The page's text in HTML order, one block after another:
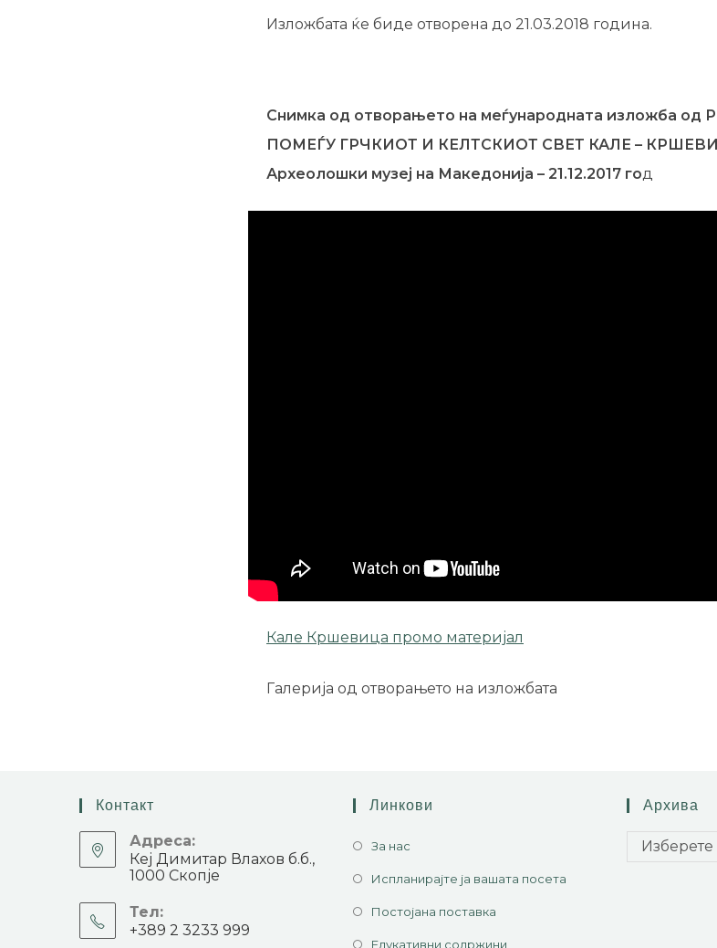
Изложбата ќе биде отворена до 21.03.2018 година.
Снимка од отворањето на меѓународната изложба
ПОМЕЃУ ГРЧКИОТ И КЕЛТСКИОТ СВЕТ КАЛЕ –
Археолошки музеј на Македонија – 21.12.2017 год
Кале Кршевица промо материјал
Галерија од отворањето на изложбата
Контакт
Адреса:
Кеј Димитар Влахов б.б.,
1000 Скопје
Тел:
+389 2 3233 999
Линкови
За нас
Испланирајте ја вашата посета
Постојана поставка
Едукативни содржини
Архива